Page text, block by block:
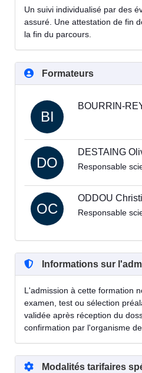
Un suivi individualisé par des
assuré. Une attestation de fin
la fin du parcours.
Formateurs
BI
BOURRIN-
DO
DESTAING
Responsable
OC
ODDOU
Responsable
Informations sur
L'admission à cette formation
examen, test ou sélection
validée après réception du
confirmation par l'organisme
Modalités tarifaires